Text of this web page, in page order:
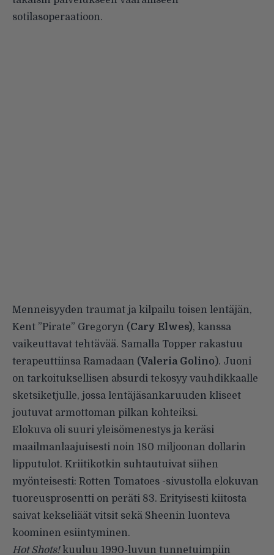
sotilasoperaatioon.
Menneisyyden traumat ja kilpailu toisen lentäjän,
Kent ”Pirate” Gregoryn (Cary Elwes), kanssa
vaikeuttavat tehtävää. Samalla Topper rakastuu
terapeuttiinsa Ramadaan (Valeria Golino). Juoni
on tarkoituksellisen absurdi tekosyy vauhdikkaalle
sketsiketjulle, jossa lentäjäsankaruuden kliseet
joutuvat armottoman pilkan kohteiksi.
Elokuva oli suuri yleisömenestys ja keräsi
maailmanlaajuisesti noin 180 miljoonan dollarin
lipputulot. Kriitikotkin suhtautuivat siihen
myönteisesti: Rotten Tomatoes -sivustolla elokuvan
tuoreusprosentti on peräti 83. Erityisesti kiitosta
saivat kekseliäät vitsit sekä Sheenin luonteva
koominen esiintyminen.
Hot Shots!kuuluu 1990-luvun tunnetuimpiin